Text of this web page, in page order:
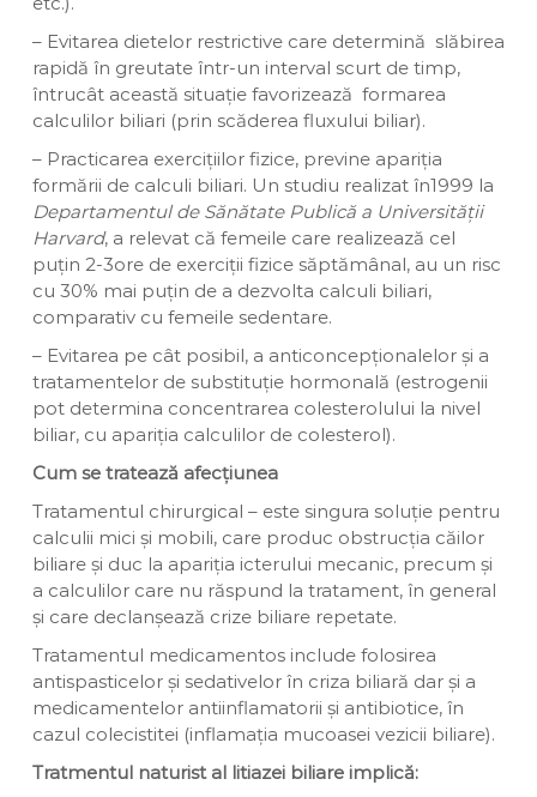
– Evitarea dietelor restrictive care determină slăbirea
rapidă în greutate într-un interval scurt de timp,
întrucât această situație favorizează formarea
calculilor biliari (prin scăderea fluxului biliar).
– Practicarea exercițiilor fizice, previne apariția
formării de calculi biliari. Un studiu realizat în1999 la
Departamentul de Sănătate Publică a Universității
Harvard, a relevat că femeile care realizează cel
puțin 2-3ore de exerciții fizice săptămânal, au un risc
cu 30% mai puțin de a dezvolta calculi biliari,
comparativ cu femeile sedentare.
– Evitarea pe cât posibil, a anticoncepționalelor și a
tratamentelor de substituție hormonală (estrogenii
pot determina concentrarea colesterolului la nivel
biliar, cu apariția calculilor de colesterol).
Cum se tratează afecțiunea
Tratamentul chirurgical – este singura soluție pentru
calculii mici și mobili, care produc obstrucția căilor
biliare și duc la apariția icterului mecanic, precum și
a calculilor care nu răspund la tratament, în general
și care declanșează crize biliare repetate.
Tratamentul medicamentos include folosirea
antispasticelor și sedativelor în criza biliară dar și a
medicamentelor antiinflamatorii și antibiotice, în
cazul colecistitei (inflamația mucoasei vezicii biliare).
Tratmentul naturist al litiazei biliare implică: